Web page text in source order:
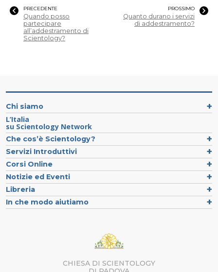
PRECEDENTE
Quando posso
partecipare
all’addestramento di
Scientology?
PROSSIMO
Quanto durano i servizi
di addestramento?
Chi siamo
L’Italia
su Scientology Network
Che cos’è Scientology?
Servizi Introduttivi
Corsi Online
Notizie ed Eventi
Libreria
In che modo aiutiamo
CHIESA DI SCIENTOLOGY